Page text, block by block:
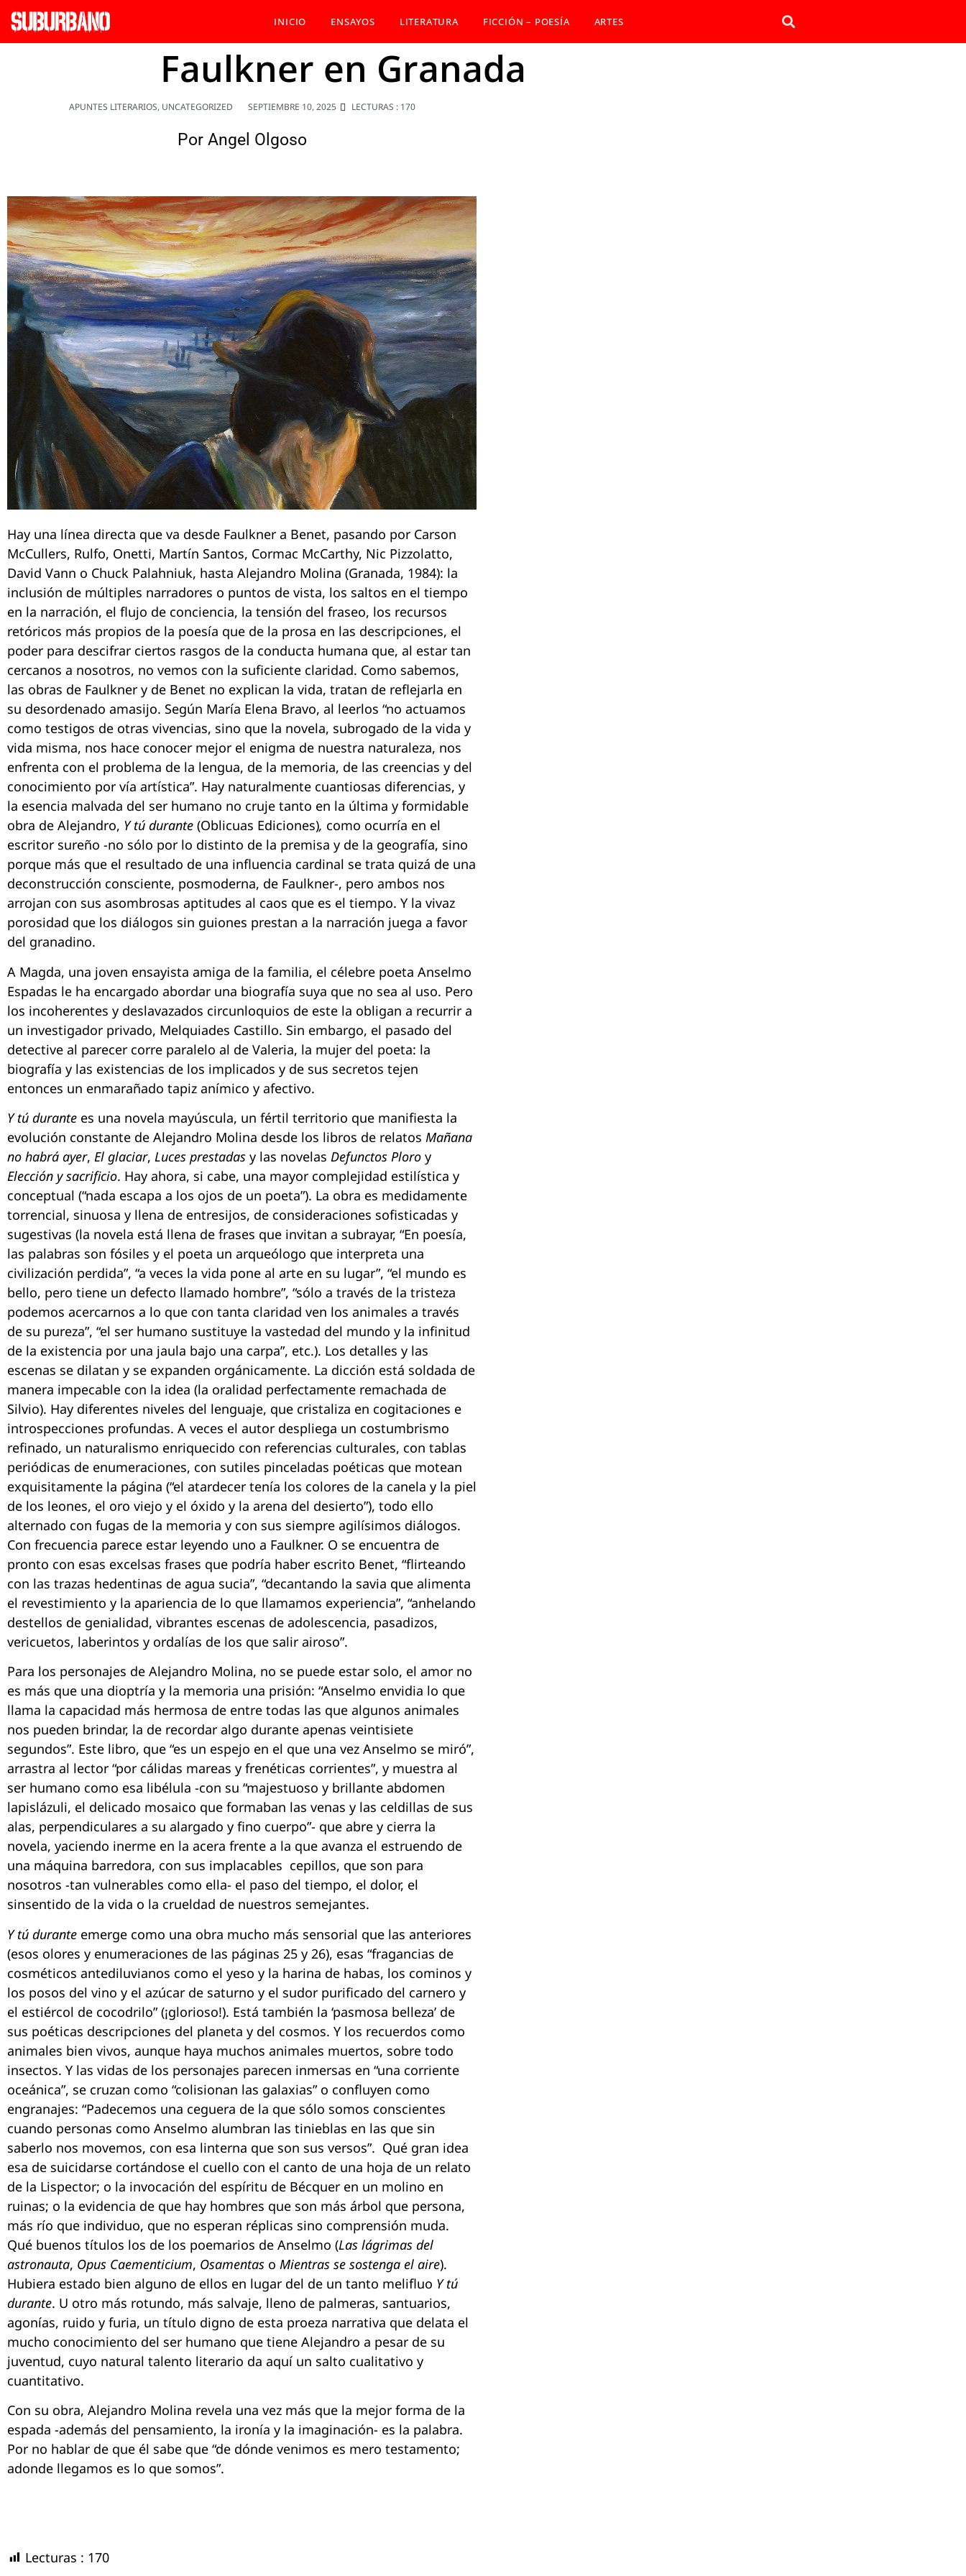
INICIO ENSAYOS LITERATURA FICCIÓN – POESÍA ARTES
Faulkner en Granada
APUNTES LITERARIOS, UNCATEGORIZED SEPTIEMBRE 10, 2025 LECTURAS : 170
Por Angel Olgoso
Hay una línea directa que va desde Faulkner a Benet, pasando por Carson
McCullers, Rulfo, Onetti, Martín Santos, Cormac McCarthy, Nic Pizzolatto,
David Vann o Chuck Palahniuk, hasta Alejandro Molina (Granada, 1984): la
inclusión de múltiples narradores o puntos de vista, los saltos en el tiempo
en la narración, el flujo de conciencia, la tensión del fraseo, los recursos
retóricos más propios de la poesía que de la prosa en las descripciones, el
poder para descifrar ciertos rasgos de la conducta humana que, al estar tan
cercanos a nosotros, no vemos con la suficiente claridad. Como sabemos,
las obras de Faulkner y de Benet no explican la vida, tratan de reflejarla en
su desordenado amasijo. Según María Elena Bravo, al leerlos “no actuamos
como testigos de otras vivencias, sino que la novela, subrogado de la vida y
vida misma, nos hace conocer mejor el enigma de nuestra naturaleza, nos
enfrenta con el problema de la lengua, de la memoria, de las creencias y del
conocimiento por vía artística”. Hay naturalmente cuantiosas diferencias, y
la esencia malvada del ser humano no cruje tanto en la última y formidable
obra de Alejandro, Y tú durante (Oblicuas Ediciones), como ocurría en el
escritor sureño -no sólo por lo distinto de la premisa y de la geografía, sino
porque más que el resultado de una influencia cardinal se trata quizá de una
deconstrucción consciente, posmoderna, de Faulkner-, pero ambos nos
arrojan con sus asombrosas aptitudes al caos que es el tiempo. Y la vivaz
porosidad que los diálogos sin guiones prestan a la narración juega a favor
del granadino.
A Magda, una joven ensayista amiga de la familia, el célebre poeta Anselmo
Espadas le ha encargado abordar una biografía suya que no sea al uso. Pero
los incoherentes y deslavazados circunloquios de este la obligan a recurrir a
un investigador privado, Melquiades Castillo. Sin embargo, el pasado del
detective al parecer corre paralelo al de Valeria, la mujer del poeta: la
biografía y las existencias de los implicados y de sus secretos tejen
entonces un enmarañado tapiz anímico y afectivo.
Y tú durante es una novela mayúscula, un fértil territorio que manifiesta la
evolución constante de Alejandro Molina desde los libros de relatos Mañana
no habrá ayer, El glaciar, Luces prestadas y las novelas Defunctos Ploro y
Elección y sacrificio. Hay ahora, si cabe, una mayor complejidad estilística y
conceptual (“nada escapa a los ojos de un poeta”). La obra es medidamente
torrencial, sinuosa y llena de entresijos, de consideraciones sofisticadas y
sugestivas (la novela está llena de frases que invitan a subrayar, “En poesía,
las palabras son fósiles y el poeta un arqueólogo que interpreta una
civilización perdida”, “a veces la vida pone al arte en su lugar”, “el mundo es
bello, pero tiene un defecto llamado hombre”, “sólo a través de la tristeza
podemos acercarnos a lo que con tanta claridad ven los animales a través
de su pureza”, “el ser humano sustituye la vastedad del mundo y la infinitud
de la existencia por una jaula bajo una carpa”, etc.). Los detalles y las
escenas se dilatan y se expanden orgánicamente. La dicción está soldada de
manera impecable con la idea (la oralidad perfectamente remachada de
Silvio). Hay diferentes niveles del lenguaje, que cristaliza en cogitaciones e
introspecciones profundas. A veces el autor despliega un costumbrismo
refinado, un naturalismo enriquecido con referencias culturales, con tablas
periódicas de enumeraciones, con sutiles pinceladas poéticas que motean
exquisitamente la página (“el atardecer tenía los colores de la canela y la piel
de los leones, el oro viejo y el óxido y la arena del desierto”), todo ello
alternado con fugas de la memoria y con sus siempre agilísimos diálogos.
Con frecuencia parece estar leyendo uno a Faulkner. O se encuentra de
pronto con esas excelsas frases que podría haber escrito Benet, “flirteando
con las trazas hedentinas de agua sucia”, “decantando la savia que alimenta
el revestimiento y la apariencia de lo que llamamos experiencia”, “anhelando
destellos de genialidad, vibrantes escenas de adolescencia, pasadizos,
vericuetos, laberintos y ordalías de los que salir airoso”.
Para los personajes de Alejandro Molina, no se puede estar solo, el amor no
es más que una dioptría y la memoria una prisión: “Anselmo envidia lo que
llama la capacidad más hermosa de entre todas las que algunos animales
nos pueden brindar, la de recordar algo durante apenas veintisiete
segundos”. Este libro, que “es un espejo en el que una vez Anselmo se miró”,
arrastra al lector “por cálidas mareas y frenéticas corrientes”, y muestra al
ser humano como esa libélula -con su “majestuoso y brillante abdomen
lapislázuli, el delicado mosaico que formaban las venas y las celdillas de sus
alas, perpendiculares a su alargado y fino cuerpo”- que abre y cierra la
novela, yaciendo inerme en la acera frente a la que avanza el estruendo de
una máquina barredora, con sus implacables cepillos, que son para
nosotros -tan vulnerables como ella- el paso del tiempo, el dolor, el
sinsentido de la vida o la crueldad de nuestros semejantes.
Y tú durante emerge como una obra mucho más sensorial que las anteriores
(esos olores y enumeraciones de las páginas 25 y 26), esas “fragancias de
cosméticos antediluvianos como el yeso y la harina de habas, los cominos y
los posos del vino y el azúcar de saturno y el sudor purificado del carnero y
el estiércol de cocodrilo” (¡glorioso!). Está también la ‘pasmosa belleza’ de
sus poéticas descripciones del planeta y del cosmos. Y los recuerdos como
animales bien vivos, aunque haya muchos animales muertos, sobre todo
insectos. Y las vidas de los personajes parecen inmersas en “una corriente
oceánica”, se cruzan como “colisionan las galaxias” o confluyen como
engranajes: “Padecemos una ceguera de la que sólo somos conscientes
cuando personas como Anselmo alumbran las tinieblas en las que sin
saberlo nos movemos, con esa linterna que son sus versos”. Qué gran idea
esa de suicidarse cortándose el cuello con el canto de una hoja de un relato
de la Lispector; o la invocación del espíritu de Bécquer en un molino en
ruinas; o la evidencia de que hay hombres que son más árbol que persona,
más río que individuo, que no esperan réplicas sino comprensión muda.
Qué buenos títulos los de los poemarios de Anselmo (Las lágrimas del
astronauta, Opus Caementicium, Osamentas o Mientras se sostenga el aire).
Hubiera estado bien alguno de ellos en lugar del de un tanto melifluo Y tú
durante. U otro más rotundo, más salvaje, lleno de palmeras, santuarios,
agonías, ruido y furia, un título digno de esta proeza narrativa que delata el
mucho conocimiento del ser humano que tiene Alejandro a pesar de su
juventud, cuyo natural talento literario da aquí un salto cualitativo y
cuantitativo.
Con su obra, Alejandro Molina revela una vez más que la mejor forma de la
espada -además del pensamiento, la ironía y la imaginación- es la palabra.
Por no hablar de que él sabe que “de dónde venimos es mero testamento;
adonde llegamos es lo que somos”.
Lecturas : 170